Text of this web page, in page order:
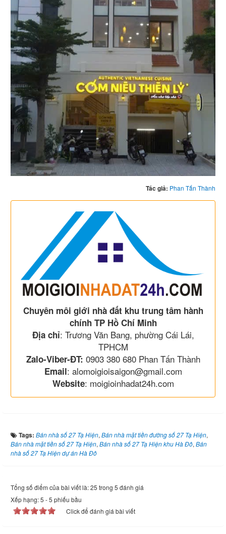
Tác giả: Phan Tấn Thành
Chuyên môi giới nhà đất khu trung tâm hành
chính TP Hồ Chí Minh
Địa chỉ: Trương Văn Bang, phường Cái Lái,
TPHCM
Zalo-Viber-ĐT: 0903 380 680 Phan Tấn Thành
Email: alomoigioisaigon@gmail.com
Website: moigioinhadat24h.com
Tags: Bán nhà số 27 Tạ Hiện, Bán nhà mặt tiền đường số 27 Tạ Hiện,
Bán nhà mặt tiền số 27 Tạ Hiện, Bán nhà số 27 Tạ Hiện khu Hà Đô, Bán
nhà số 27 Tạ Hiện dự án Hà Đô
Tổng số điểm của bài viết là: 25 trong 5 đánh giá
Xếp hạng:5 -5 phiếu bầu
Click để đánh giá bài viết